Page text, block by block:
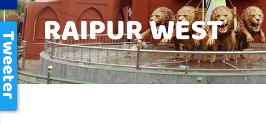
RAIPUR WEST